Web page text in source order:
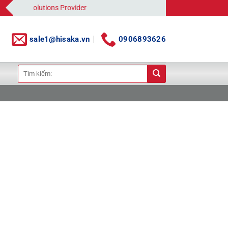
Provider
sale1@hisaka.vn 0906893626
Tìm
kiếm: